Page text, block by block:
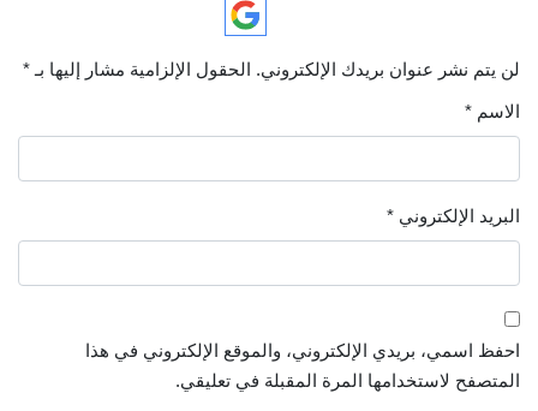
لن يتم نشر عنوان بريدك الإلكتروني. الحقول الإلزامية مشار إليها بـ *
الاسم *
البريد الإلكتروني *
احفظ اسمي، بريدي الإلكتروني، والموقع الإلكتروني في هذا
المتصفح لاستخدامها المرة المقبلة في تعليقي.